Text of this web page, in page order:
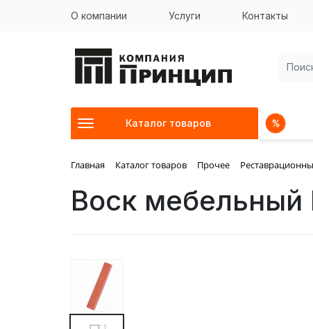
О компании Услуги Контакты
Каталог товаров
Главная Каталог товаров Прочее
Воск